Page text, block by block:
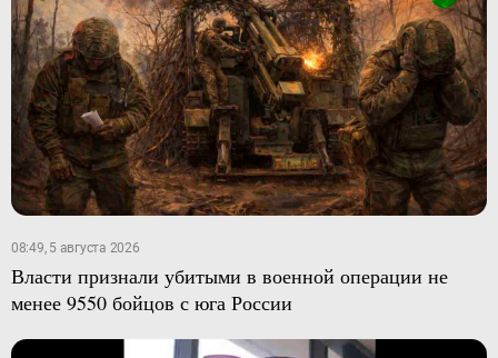
08:49, 5 августа 2026
Власти признали убитыми в военной операции не
менее 9550 бойцов с юга России